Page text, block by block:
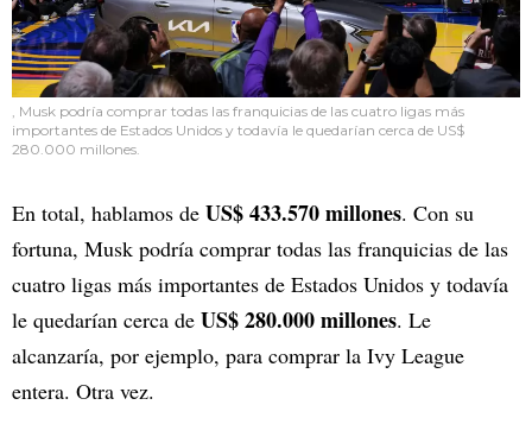
, Musk podría comprar todas las franquicias de las cuatro ligas más
importantes de Estados Unidos y todavía le quedarían cerca de US$
280.000 millones.
En total, hablamos de US$ 433.570 millones. Con su
fortuna, Musk podría comprar todas las franquicias de las
cuatro ligas más importantes de Estados Unidos y todavía
le quedarían cerca de US$ 280.000 millones. Le
alcanzaría, por ejemplo, para comprar la Ivy League
entera. Otra vez.